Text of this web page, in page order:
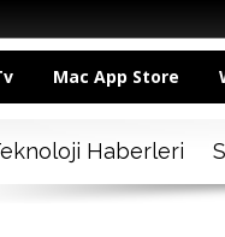
Mac App Store
Haberleri